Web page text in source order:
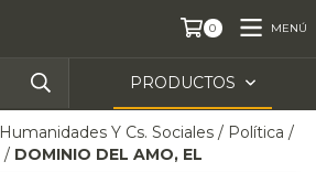
0 MENÚ
PRODUCTOS
Humanidades Y Cs. Sociales / Política /
/ DOMINIO DEL AMO, EL